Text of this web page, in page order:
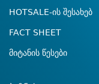
HOTSALE-ის შესახებ
FACT SHEET
მიტანის წესები